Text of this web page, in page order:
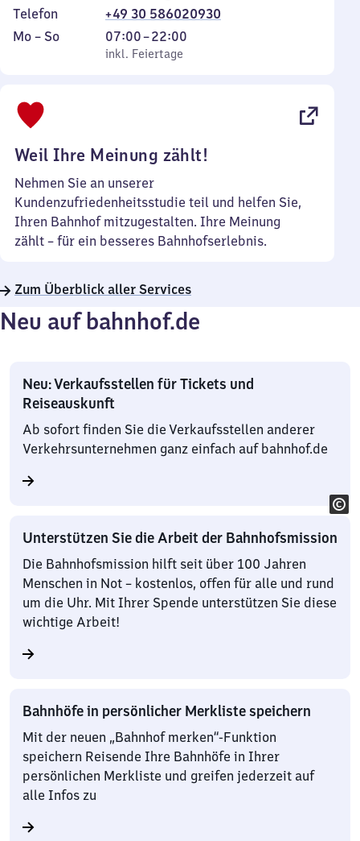
Telefon
+49 30 586020930
Montag
Mo – So,
inkl. Feiertage
07:00–22:00
Von
7
inkl. Feiertage
Weil Ihre Meinung zählt!
Nehmen Sie an unserer
Kundenzufriedenheitsstudie teil und helfen Sie,
Ihren Bahnhof mitzugestalten. Ihre Meinung
zählt – für ein besseres Bahnhofserlebnis.
Zum Überblick aller Services
Neu auf bahnhof.de
Neu: Verkaufsstellen für Tickets und
Reiseauskunft
Ab sofort finden Sie die Verkaufsstellen anderer
Verkehrsunternehmen ganz einfach auf bahnhof.de
Unterstützen Sie die Arbeit der Bahnhofsmission
Die Bahnhofsmission hilft seit über 100 Jahren
Menschen in Not – kostenlos, offen für alle und rund
um die Uhr. Mit Ihrer Spende unterstützen Sie diese
wichtige Arbeit!
Bahnhöfe in persönlicher Merkliste speichern
Mit der neuen „Bahnhof merken“-Funktion
speichern Reisende Ihre Bahnhöfe in Ihrer
persönlichen Merkliste und greifen jederzeit auf
alle Infos zu